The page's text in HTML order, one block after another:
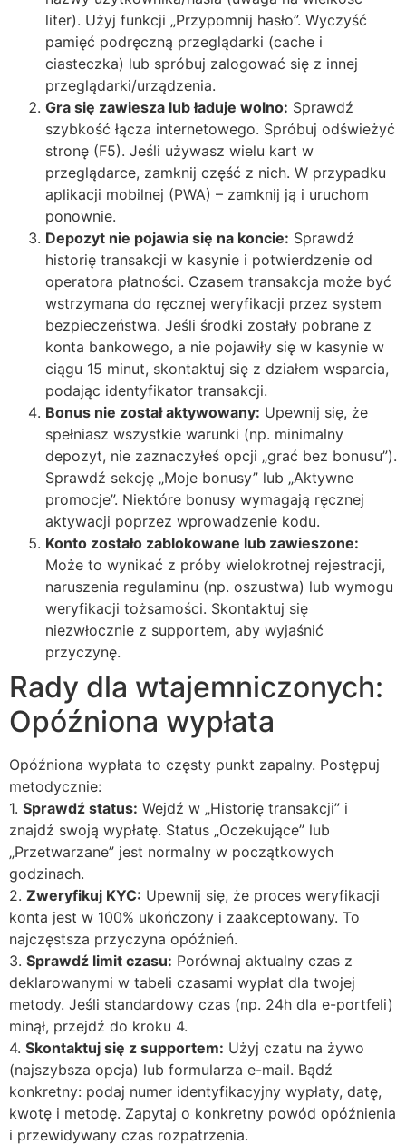
liter). Użyj funkcji „Przypomnij hasło”. Wyczyść
pamięć podręczną przeglądarki (cache i
ciasteczka) lub spróbuj zalogować się z innej
przeglądarki/urządzenia.
Gra się zawiesza lub ładuje wolno: Sprawdź
szybkość łącza internetowego. Spróbuj odświeżyć
stronę (F5). Jeśli używasz wielu kart w
przeglądarce, zamknij część z nich. W przypadku
aplikacji mobilnej (PWA) – zamknij ją i uruchom
ponownie.
Depozyt nie pojawia się na koncie: Sprawdź
historię transakcji w kasynie i potwierdzenie od
operatora płatności. Czasem transakcja może być
wstrzymana do ręcznej weryfikacji przez system
bezpieczeństwa. Jeśli środki zostały pobrane z
konta bankowego, a nie pojawiły się w kasynie w
ciągu 15 minut, skontaktuj się z działem wsparcia,
podając identyfikator transakcji.
Bonus nie został aktywowany: Upewnij się, że
spełniasz wszystkie warunki (np. minimalny
depozyt, nie zaznaczyłeś opcji „grać bez bonusu”).
Sprawdź sekcję „Moje bonusy” lub „Aktywne
promocje”. Niektóre bonusy wymagają ręcznej
aktywacji poprzez wprowadzenie kodu.
Konto zostało zablokowane lub zawieszone:
Może to wynikać z próby wielokrotnej rejestracji,
naruszenia regulaminu (np. oszustwa) lub wymogu
weryfikacji tożsamości. Skontaktuj się
niezwłocznie z supportem, aby wyjaśnić
przyczynę.
Rady dla wtajemniczonych:
Opóźniona wypłata
Opóźniona wypłata to częsty punkt zapalny. Postępuj
metodycznie:
1. Sprawdź status: Wejdź w „Historię transakcji” i
znajdź swoją wypłatę. Status „Oczekujące” lub
„Przetwarzane” jest normalny w początkowych
godzinach.
2. Zweryfikuj KYC: Upewnij się, że proces weryfikacji
konta jest w 100% ukończony i zaakceptowany. To
najczęstsza przyczyna opóźnień.
3. Sprawdź limit czasu: Porównaj aktualny czas z
deklarowanymi w tabeli czasami wypłat dla twojej
metody. Jeśli standardowy czas (np. 24h dla e-portfeli)
minął, przejdź do kroku 4.
4. Skontaktuj się z supportem: Użyj czatu na żywo
(najszybsza opcja) lub formularza e-mail. Bądź
konkretny: podaj numer identyfikacyjny wypłaty, datę,
kwotę i metodę. Zapytaj o konkretny powód opóźnienia
i przewidywany czas rozpatrzenia.